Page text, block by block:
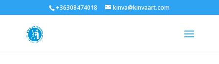
+36308474018 kinva@kinvaart.com